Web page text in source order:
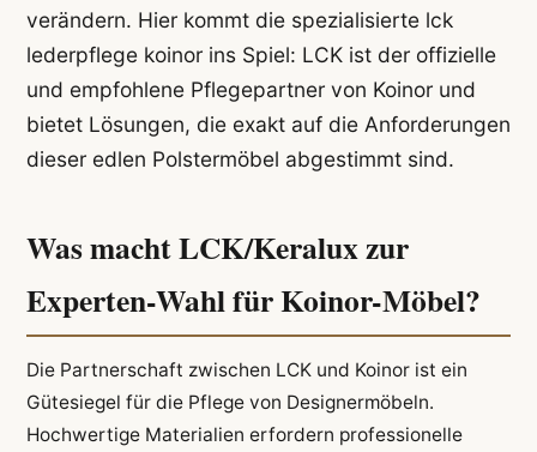
verändern. Hier kommt die spezialisierte lck
lederpflege koinor ins Spiel: LCK ist der offizielle
und empfohlene Pflegepartner von Koinor und
bietet Lösungen, die exakt auf die Anforderungen
dieser edlen Polstermöbel abgestimmt sind.
Was macht LCK/Keralux zur
Experten-Wahl für Koinor-Möbel?
Die Partnerschaft zwischen LCK und Koinor ist ein
Gütesiegel für die Pflege von Designermöbeln.
Hochwertige Materialien erfordern professionelle